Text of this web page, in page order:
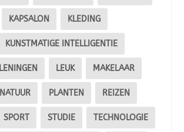
KAPSALON KLEDING
KUNSTMATIGE INTELLIGENTIE
LENINGEN LEUK MAKELAAR
NATUUR PLANTEN REIZEN
SPORT STUDIE TECHNOLOGIE